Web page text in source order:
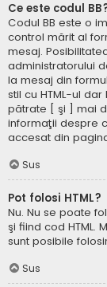
Ce este codul
Codul BB este o
control mărit al
mesaj.
administratorului
la mesaj din
stil cu HTML-ul
pătrate [ şi ] mai
informaţii despre
accesat din
Sus
Pot folosi HTML?
Nu. Nu se poate
şi fiind cod HTML.
sunt posibile
Sus